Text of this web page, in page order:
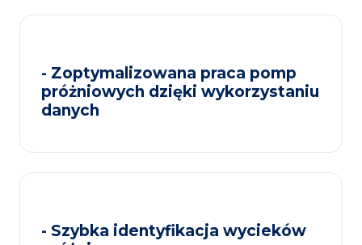
- Zoptymalizowana praca pomp
próżniowych dzięki wykorzystaniu
danych
- Szybka identyfikacja wycieków